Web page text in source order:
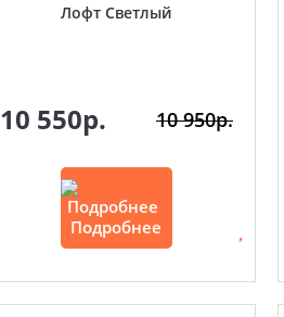
Лофт Светлый
10 550р. 10 950р.
Подробнее